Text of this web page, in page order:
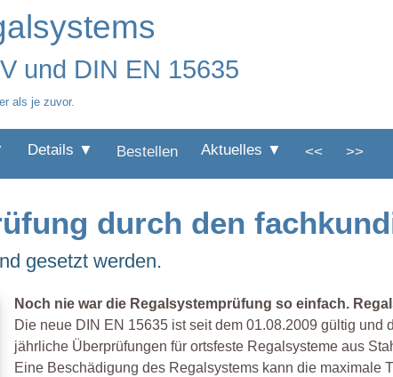
und DIN EN 15635
als je zuvor.
Details ▼ Bestellen Aktuelles ▼ << >>
durch den
gesetzt werden.
Noch nie war die Regalsystemprüfung so einfach.
Die neue DIN EN 15635 ist seit dem 01.08.2009 gültig
jährliche Überprüfungen für ortsfeste Regalsysteme aus
Eine Beschädigung des Regalsystems kann die maximale